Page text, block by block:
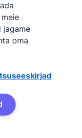
jagame
oma